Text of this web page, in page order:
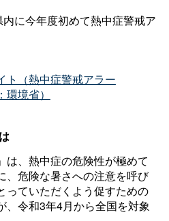
に今年度初めて熱中症警戒ア
ト（熱中症警戒アラー
境省）
、熱中症の危険性が極めて
、危険な暑さへの注意を呼び
っていただくよう促すための
、令和3年4月から全国を対象